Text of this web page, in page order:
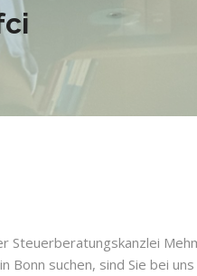
Steuerberatungskanzlei
Bonn suchen, sind Sie bei